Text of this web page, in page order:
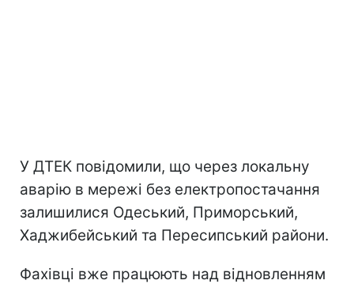
У ДТЕК повідомили, що через локальну
аварію в мережі без електропостачання
залишилися Одеський, Приморський,
Хаджибейський та Пересипський райони.
Фахівці вже працюють над відновленням